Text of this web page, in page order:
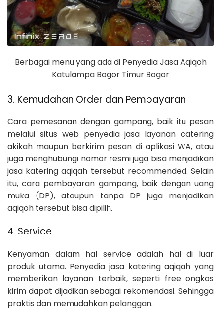
Berbagai menu yang ada di Penyedia Jasa Aqiqoh
Katulampa Bogor Timur Bogor
3. Kemudahan Order dan Pembayaran
Cara pemesanan dengan gampang, baik itu pesan
melalui situs web penyedia jasa layanan catering
akikah maupun berkirim pesan di aplikasi WA, atau
juga menghubungi nomor resmi juga bisa menjadikan
jasa katering aqiqah tersebut recommended. Selain
itu, cara pembayaran gampang, baik dengan uang
muka (DP), ataupun tanpa DP juga menjadikan
aqiqoh tersebut bisa dipilih.
4. Service
Kenyaman dalam hal service adalah hal di luar
produk utama. Penyedia jasa katering aqiqah yang
memberikan layanan terbaik, seperti free ongkos
kirim dapat dijadikan sebagai rekomendasi. Sehingga
praktis dan memudahkan pelanggan.